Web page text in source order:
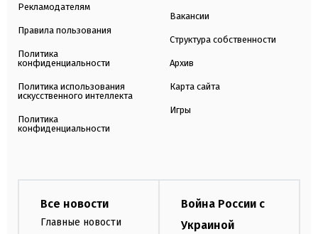
Рекламодателям
Правила пользования
Политика
конфиденциальности
Политика использования
искусственного интеллекта
Политика
конфиденциальности
Вакансии
Структура собственности
Архив
Карта сайта
Игры
Все новости
Главные новости
Война России с
Украиной